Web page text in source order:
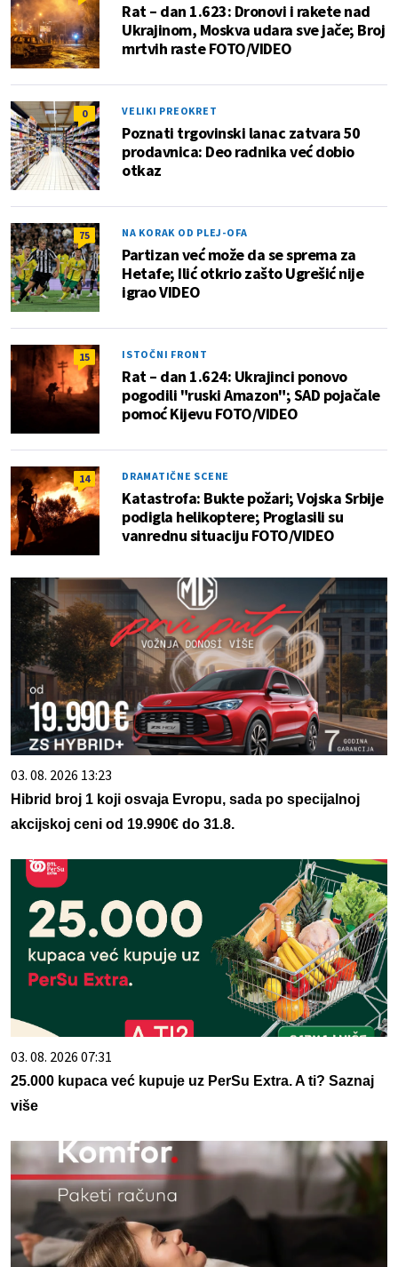
Rat – dan 1.623: Dronovi i rakete nad
Ukrajinom, Moskva udara sve jače; Broj
mrtvih raste FOTO/VIDEO
0 VELIKI PREOKRET
Poznati trgovinski lanac zatvara 50
prodavnica: Deo radnika već dobio
otkaz
75 NA KORAK OD PLEJ-OFA
Partizan već može da se sprema za
Hetafe; Ilić otkrio zašto Ugrešić nije
igrao VIDEO
15 ISTOČNI FRONT
Rat – dan 1.624: Ukrajinci ponovo
pogodili "ruski Amazon"; SAD pojačale
pomoć Kijevu FOTO/VIDEO
14 DRAMATIČNE SCENE
Katastrofa: Bukte požari; Vojska Srbije
podigla helikoptere; Proglasili su
vanrednu situaciju FOTO/VIDEO
03. 08. 2026 13:23
Hibrid broj 1 koji osvaja Evropu, sada po specijalnoj
akcijskoj ceni od 19.990€ do 31.8.
03. 08. 2026 07:31
25.000 kupaca već kupuje uz PerSu Extra. A ti? Saznaj
više